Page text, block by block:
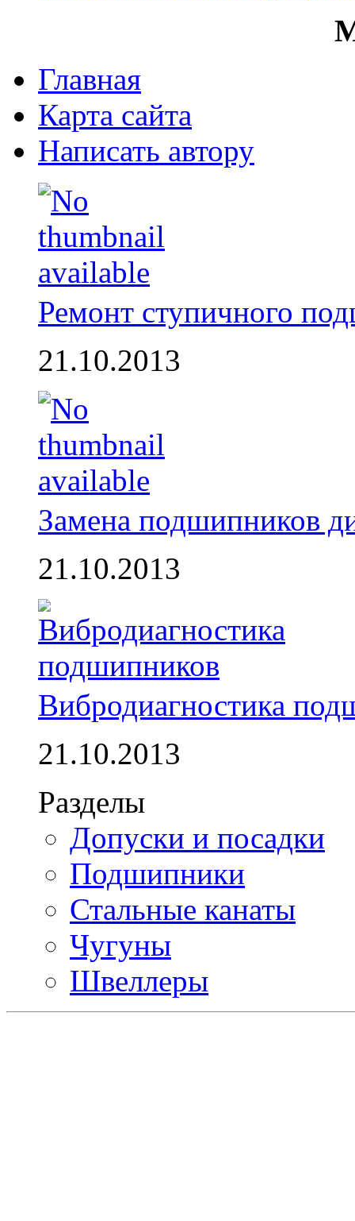
Главная
Карта сайта
Написать автору
Ремонт ступичного
21.10.2013
Замена подшипников
21.10.2013
Вибродиагностика
21.10.2013
Разделы
Допуски и посадки
Подшипники
Стальные канаты
Чугуны
Швеллеры